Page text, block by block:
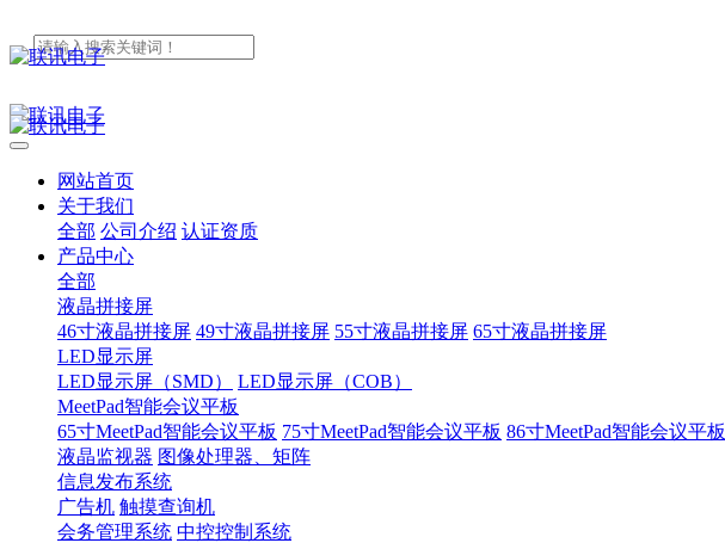
网站首页
关于我们
全部 公司介绍 认证资质
产品中心
全部
液晶拼接屏
46寸液晶拼接屏 49寸液晶拼接屏 55寸液晶拼接屏 65寸液晶拼接屏
LED显示屏
LED显示屏（SMD）
LED显示屏（COB）
MeetPad智能会议平板
65寸MeetPad智能会议平板 75寸MeetPad智能会议平板 86寸MeetPad智能会议平板
液晶监视器 图像处理器、矩阵
信息发布系统
广告机 触摸查询机
会务管理系统 中控控制系统